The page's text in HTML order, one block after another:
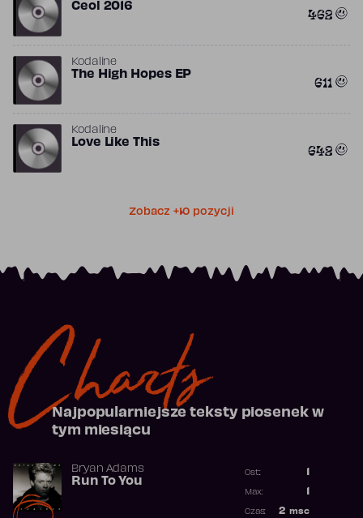
Ceol 2016 462
Kodaline
The High Hopes EP 611
Kodaline
Love Like This 642
Zobacz +10 pozycji
Charts
Najpopularniejsze teksty piosenek w
tym miesiącu
Bryan Adams
Run To You
Ost.:
Max:
2 msc
Czas: